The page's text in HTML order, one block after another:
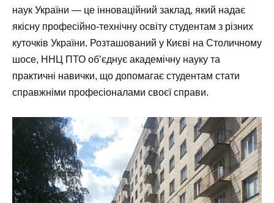
наук України — це інноваційний заклад, який надає
якісну професійно-технічну освіту студентам з різних
куточків України. Розташований у Києві на Столичному
шосе, ННЦ ПТО об’єднує академічну науку та
практичні навички, що допомагає студентам стати
справжніми професіоналами своєї справи.